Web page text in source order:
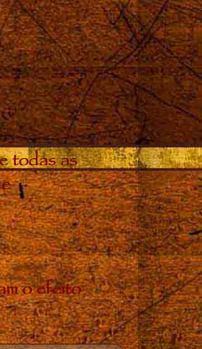
todas as
o efeito